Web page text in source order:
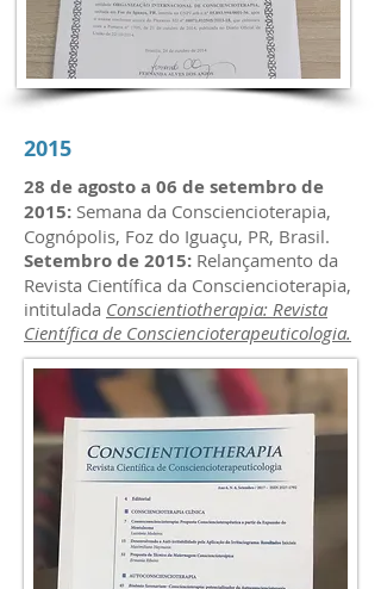
2015
28 de agosto a 06 de setembro de
2015: Semana da Consciencioterapia,
Cognópolis, Foz do Iguaçu, PR, Brasil.
Setembro de 2015: Relançamento da
Revista Científica da Consciencioterapia,
intitulada Conscientiotherapia: Revista
Científica de Consciencioterapeuticologia.